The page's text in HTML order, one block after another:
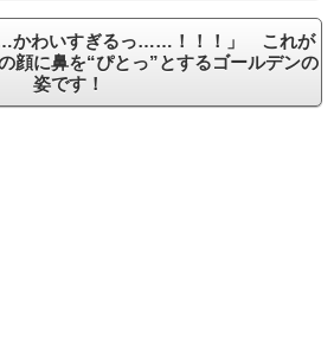
かわいすぎるっ……！！！」 これが
顔に鼻を“ぴとっ”とするゴールデンの
姿です！